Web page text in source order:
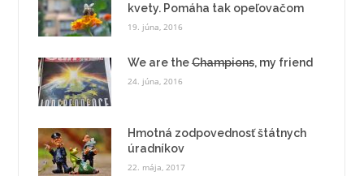
kvety. Pomáha tak opeľovačom
19. júna, 2016
We are theChampions, my friend
24. júna, 2016
Hmotná zodpovednosť štátnych
úradníkov
22. mája, 2017